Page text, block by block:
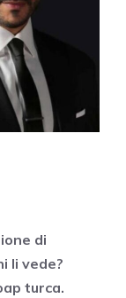
di
li vede?
turca.